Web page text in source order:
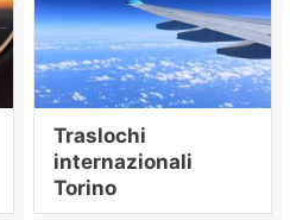
Traslochi
internazionali
Torino